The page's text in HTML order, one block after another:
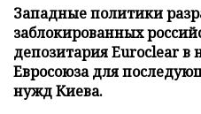
Западные политики
заблокированных
депозитария Euroclear в
Евросоюза для
нужд Киева.